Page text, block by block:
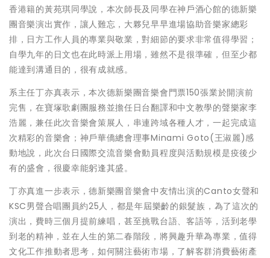
香港籍的黃苑琪同學說，本次師長及同學在神戶酒心館的德新樂
團音樂演出實作，讓人難忘，大夥兒早早進場協助音樂家總彩
排，日方工作人員的專業與敬業，對細節的要求非常值得學習；
自學九年的日文也在此時派上用場，雖然不是很準確，但至少都
能達到溝通目的，很有成就感。
系主任丁亦真表示，本次德新樂團音樂會門票150張業於開演前
完售，在寶塚歌劇團服務並擔任日台翻譯和中文教學的聲樂家李
浩麗，兼任此次音樂會策展人，串連跨域各種人才，一起完成這
次精彩的音樂會；神戶華僑總會理事Minami Goto(王淑麗)感
動地說，此次台日國際交流音樂會動員程度與活動規模是疫後少
有的盛會，很慶幸能躬逢其盛。
丁亦真進一步表示，德新樂團音樂會中友情出演的Canto女聲和
KSC男聲合唱團員約25人，都是年屆樂齡的銀髮族，為了這次的
演出，費時三個月提前練唱，甚至挑戰台語、客語等，活到老學
到老的精神，並在人生的第二春階段，將興趣升華為專業，值得
文化工作推動者思考，如何關注藝術市場，了解客群消費藝術產